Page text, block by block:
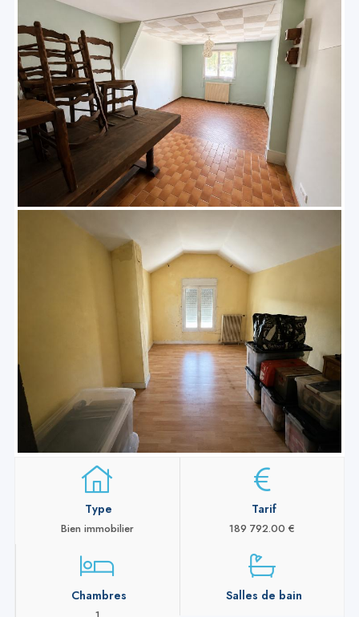
Type
Bien immobilier
Tarif
189 792.00 €
Chambres Salles de bain